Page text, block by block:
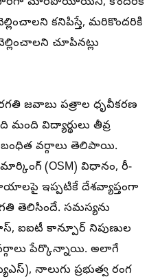
కనిపిస్తే, మరికొందరికి
చూపినట్లు
జవాబు పత్రాల ధృవీకరణ
మంది విద్యార్థులు తీవ్ర
వర్గాలు తెలిపాయి.
మార్కింగ్ (OSM) విధానం, రీ-
ఇప్పటికే దేశవ్యాప్తంగా
తెలిసిందే. సమస్యను
ఐఐటీ కాన్పూర్ నిపుణుల
పేర్కొన్నాయి. అలాగే
నాలుగు ప్రభుత్వ రంగ